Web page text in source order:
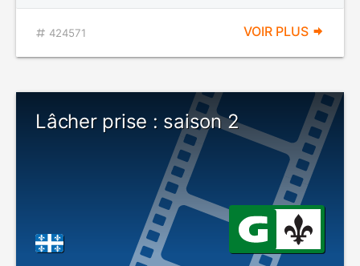
424571 VOIR PLUS
Lâcher prise : saison 2